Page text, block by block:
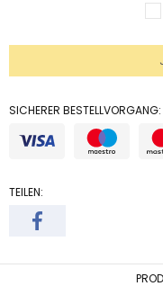
SICHERER BESTELLVORGANG:
TEILEN: